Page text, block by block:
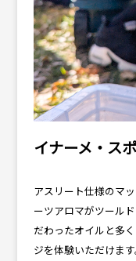
イナーメ・ス
アスリート仕様のマ
ーツアロマがツール
だわったオイルと多
ジを体験いただけま